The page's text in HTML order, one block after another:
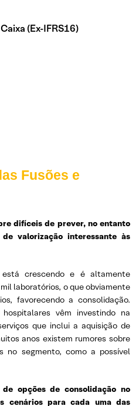
(Ex-IFRS16)
Fusões e
difíceis de prever, no entanto
valorização interessante às
crescendo e é altamente
laboratórios, o que obviamente
favorecendo a consolidação.
vêm investindo na
que inclui a aquisição de
anos existem rumores sobre
no segmento, como a possível
opções de consolidação no
cenários para cada uma das